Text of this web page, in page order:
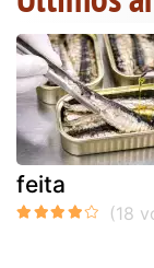
feita